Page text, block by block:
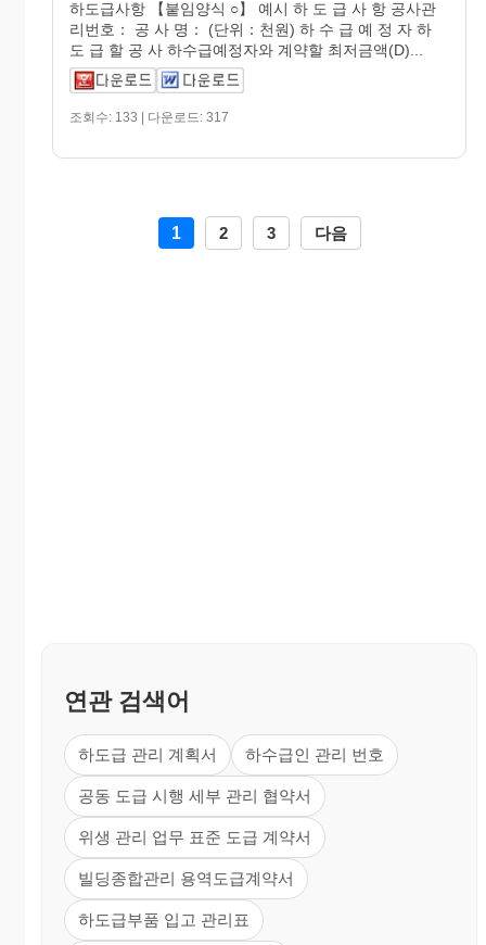
하도급사항 【붙임양식 ○】 예시 하 도 급 사 항 공사관
리번호： 공 사 명： (단위：천원) 하 수 급 예 정 자 하
도 급 할 공 사 하수급예정자와 계약할 최저금액(D)...
조회수: 133 | 다운로드: 317
1 2 3 다음
연관 검색어
하도급 관리 계획서 하수급인 관리 번호
공동 도급 시행 세부 관리 협약서
위생 관리 업무 표준 도급 계약서
빌딩종합관리 용역도급계약서
하도급부품 입고 관리표